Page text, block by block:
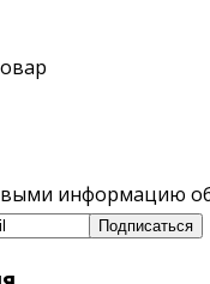
информацию